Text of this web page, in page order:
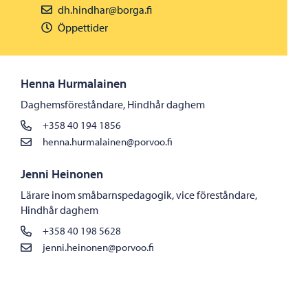
dh.hindhar@borga.fi
Öppettider
Henna Hurmalainen
Daghemsföreståndare, Hindhår daghem
+358 40 194 1856
henna.hurmalainen@porvoo.fi
Jenni Heinonen
Lärare inom småbarnspedagogik, vice föreståndare,
Hindhår daghem
+358 40 198 5628
jenni.heinonen@porvoo.fi